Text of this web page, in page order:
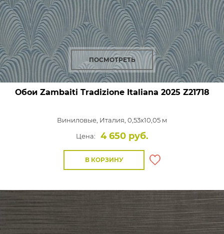
ПОСМОТРЕТЬ
Обои Zambaiti Tradizione Italiana 2025 Z21718
Виниловые, Италия, 0,53x10,05 м
Цена:
4 650 руб.
В КОРЗИНУ